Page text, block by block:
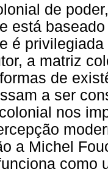
de
está
é
a matriz
de
a ser
nos
a Michel
como